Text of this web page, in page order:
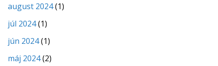
august 2024(1)
júl 2024(1)
jún 2024(1)
máj 2024(2)